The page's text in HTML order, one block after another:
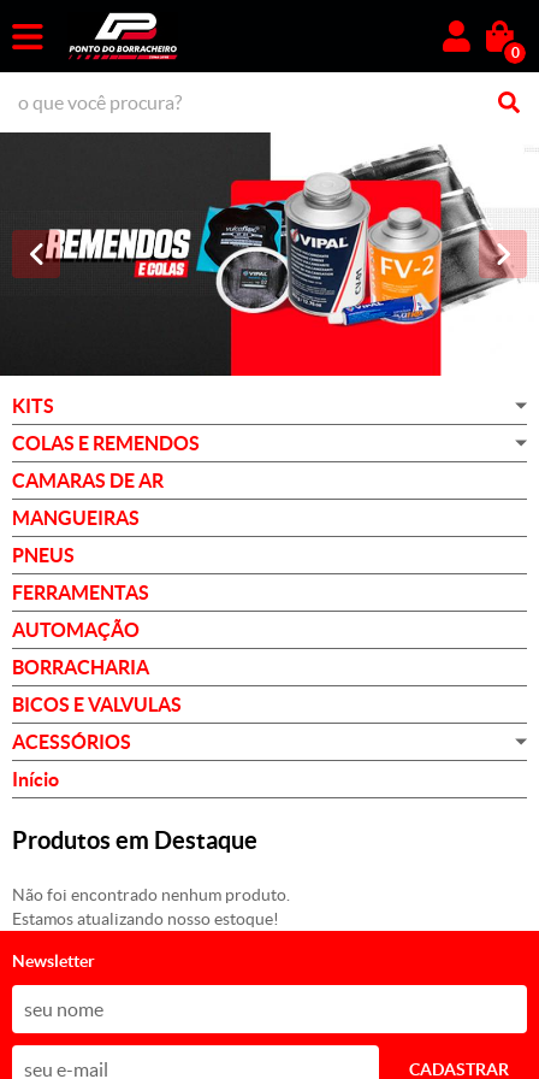
0
KITS
COLAS E REMENDOS
CAMARAS DE AR
MANGUEIRAS
PNEUS
FERRAMENTAS
AUTOMAÇÃO
BORRACHARIA
BICOS E VALVULAS
ACESSÓRIOS
Início
Produtos em Destaque
Não foi encontrado nenhum produto.
Estamos atualizando nosso estoque!
Newsletter
CADASTRAR